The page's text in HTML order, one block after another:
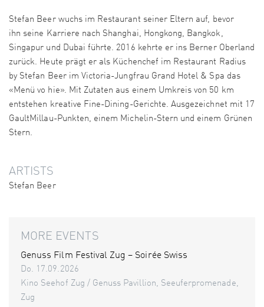
Stefan Beer wuchs im Restaurant seiner Eltern auf, bevor
ihn seine Karriere nach Shanghai, Hongkong, Bangkok,
Singapur und Dubai führte. 2016 kehrte er ins Berner Oberland
zurück. Heute prägt er als Küchenchef im Restaurant Radius
by Stefan Beer im Victoria-Jungfrau Grand Hotel & Spa das
«Menü vo hie». Mit Zutaten aus einem Umkreis von 50 km
entstehen kreative Fine-Dining-Gerichte. Ausgezeichnet mit 17
GaultMillau-Punkten, einem Michelin-Stern und einem Grünen
Stern.
ARTISTS
Stefan Beer
MORE EVENTS
Genuss Film Festival Zug – Soirée Swiss
Do. 17.09.2026
Kino Seehof Zug / Genuss Pavillion, Seeuferpromenade,
Zug